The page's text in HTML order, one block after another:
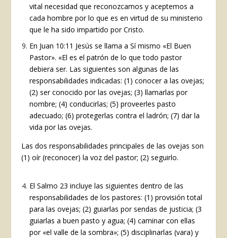
vital necesidad que reconozcamos y aceptemos a
cada hombre por lo que es en virtud de su ministerio
que le ha sido impartido por Cristo.
En Juan 10:11 Jesús se llama a Sí mismo «El Buen
Pastor». «El es el patrón de lo que todo pastor
debiera ser. Las siguientes son algunas de las
responsabilidades indicadas: (1) conocer a las ovejas;
(2) ser conocido por las ovejas; (3) llamarlas por
nombre; (4) conducirlas; (5) proveerles pasto
adecuado; (6) protegerlas contra el ladrón; (7) dar la
vida por las ovejas.
Las dos responsabilidades principales de las ovejas son
(1) oír (reconocer) la voz del pastor; (2) seguirlo.
El Salmo 23 incluye las siguientes dentro de las
responsabilidades de los pastores: (1) provisión total
para las ovejas; (2) guiarlas por sendas de justicia; (3
guiarlas a buen pasto y agua; (4) caminar con ellas
por «el valle de la sombra»; (5) disciplinarlas (vara) y